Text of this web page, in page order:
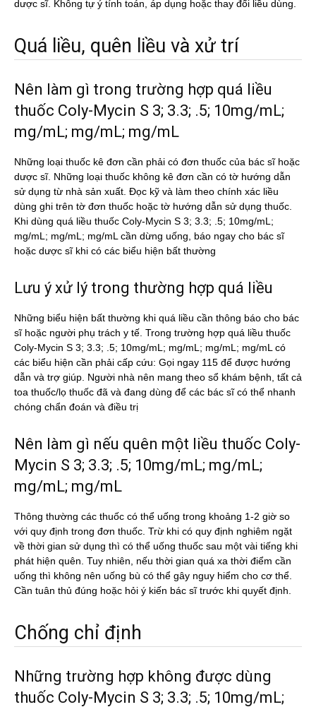
dược sĩ. Không tự ý tính toán, áp dụng hoặc thay đổi liều dùng.
Quá liều, quên liều và xử trí
Nên làm gì trong trường hợp quá liều
thuốc Coly-Mycin S 3; 3.3; .5; 10mg/mL;
mg/mL; mg/mL; mg/mL
Những loại thuốc kê đơn cần phải có đơn thuốc của bác sĩ hoặc
dược sĩ. Những loại thuốc không kê đơn cần có tờ hướng dẫn
sử dụng từ nhà sản xuất. Đọc kỹ và làm theo chính xác liều
dùng ghi trên tờ đơn thuốc hoặc tờ hướng dẫn sử dụng thuốc.
Khi dùng quá liều thuốc Coly-Mycin S 3; 3.3; .5; 10mg/mL;
mg/mL; mg/mL; mg/mL cần dừng uống, báo ngay cho bác sĩ
hoặc dược sĩ khi có các biểu hiện bất thường
Lưu ý xử lý trong thường hợp quá liều
Những biểu hiện bất thường khi quá liều cần thông báo cho bác
sĩ hoặc người phụ trách y tế. Trong trường hợp quá liều thuốc
Coly-Mycin S 3; 3.3; .5; 10mg/mL; mg/mL; mg/mL; mg/mL có
các biểu hiện cần phải cấp cứu: Gọi ngay 115 để được hướng
dẫn và trợ giúp. Người nhà nên mang theo sổ khám bệnh, tất cả
toa thuốc/lọ thuốc đã và đang dùng để các bác sĩ có thể nhanh
chóng chẩn đoán và điều trị
Nên làm gì nếu quên một liều thuốc Coly-
Mycin S 3; 3.3; .5; 10mg/mL; mg/mL;
mg/mL; mg/mL
Thông thường các thuốc có thể uống trong khoảng 1-2 giờ so
với quy định trong đơn thuốc. Trừ khi có quy định nghiêm ngặt
về thời gian sử dụng thì có thể uống thuốc sau một vài tiếng khi
phát hiện quên. Tuy nhiên, nếu thời gian quá xa thời điểm cần
uống thì không nên uống bù có thể gây nguy hiểm cho cơ thể.
Cần tuân thủ đúng hoặc hỏi ý kiến bác sĩ trước khi quyết định.
Chống chỉ định
Những trường hợp không được dùng
thuốc Coly-Mycin S 3; 3.3; .5; 10mg/mL;